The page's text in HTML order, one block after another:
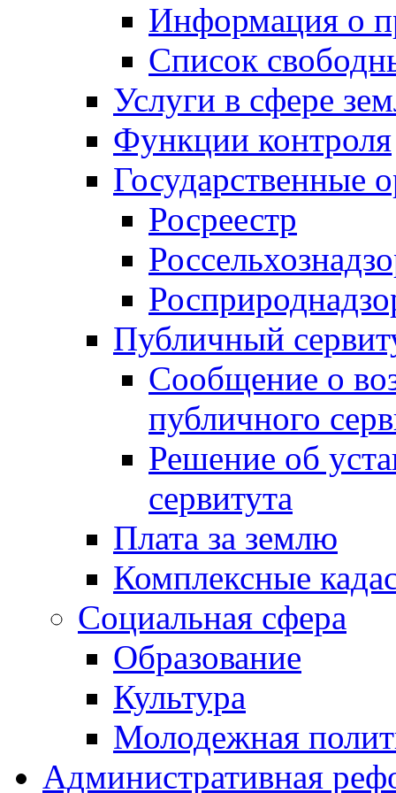
Информация о
Список
Услуги в сфере
Функции контроля
Государственные
Росреестр
Публичный
Сообщение о
публичного
Решение об
сервитута
Плата за землю
Комплексные
Социальная сфера
Образование
Культура
Молодежная
Административная